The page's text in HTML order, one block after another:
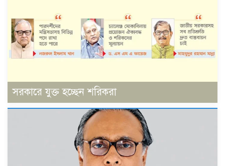
সরকারে যুক্ত হচ্ছেন শরিকরা